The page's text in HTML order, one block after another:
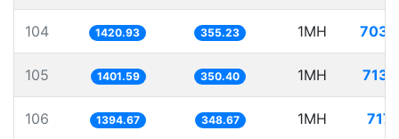
104 1420.93 355.23 1MH
105 1401.59 350.40 1MH
106 1394.67 348.67 1MH